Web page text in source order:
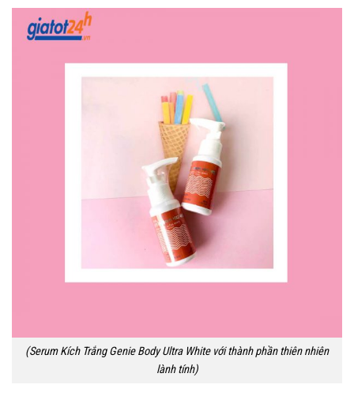
(Serum Kích Trắng Genie Body Ultra White với thành phần thiên nhiên
lành tính)